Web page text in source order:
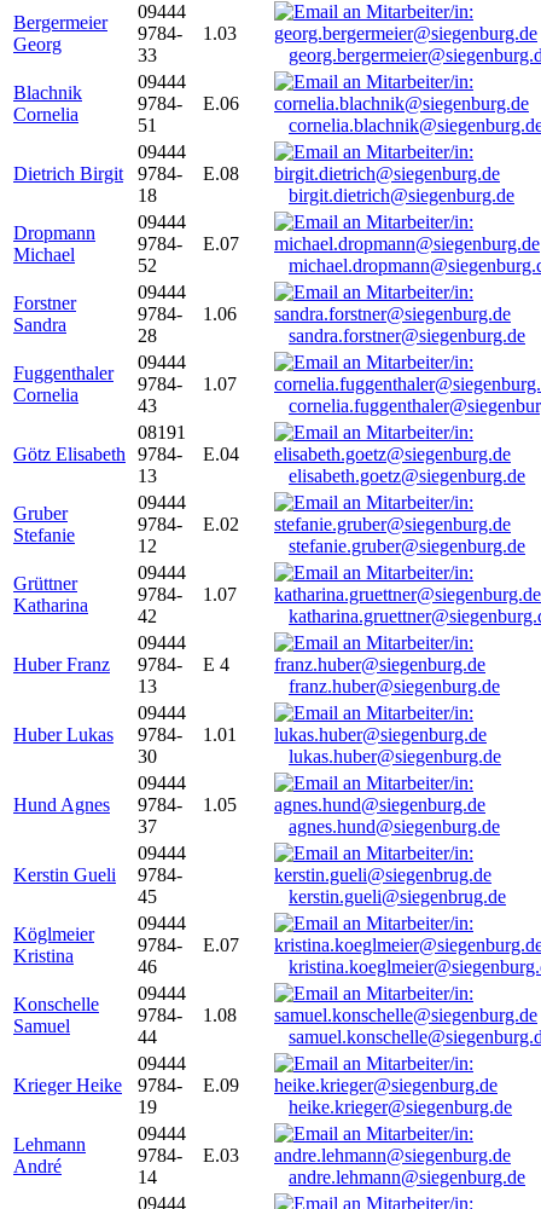
Bergermeier
Georg
09444
9784-
33
1.03
Blachnik
Cornelia
09444
9784-
51
E.06
Dietrich Birgit
09444
9784-
18
E.08
birgit.dietrich@siegenburg.de
Dropmann
Michael
09444
9784-
52
E.07
Forstner
Sandra
09444
9784-
28
1.06
sandra.forstner@siegenburg.de
Fuggenthaler
Cornelia
09444
9784-
43
1.07
Götz Elisabeth
08191
9784-
13
E.04
elisabeth.goetz@siegenburg.de
Gruber
Stefanie
09444
9784-
12
E.02
stefanie.gruber@siegenburg.de
Grüttner
Katharina
09444
9784-
42
1.07
Huber Franz
09444
9784-
13
E 4
franz.huber@siegenburg.de
Huber Lukas
09444
9784-
30
1.01
lukas.huber@siegenburg.de
Hund Agnes
09444
9784-
37
1.05
agnes.hund@siegenburg.de
Kerstin Gueli
09444
9784-
45
kerstin.gueli@siegenbrug.de
Köglmeier
Kristina
09444
9784-
46
E.07
Konschelle
Samuel
09444
9784-
44
1.08
Krieger Heike
09444
9784-
19
E.09
heike.krieger@siegenburg.de
Lehmann
André
09444
9784-
14
E.03
andre.lehmann@siegenburg.de
09444